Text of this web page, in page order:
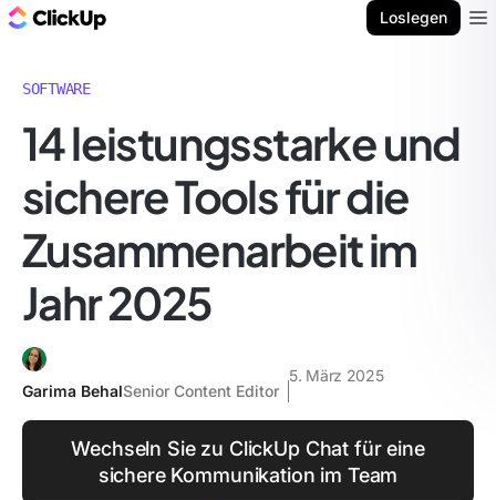
Loslegen
SOFTWARE
14 leistungsstarke und
sichere Tools für die
Zusammenarbeit im
Jahr 2025
Garima BehalSenior Content Editor
5. März 2025
Wechseln Sie zu ClickUp Chat für eine
sichere Kommunikation im Team